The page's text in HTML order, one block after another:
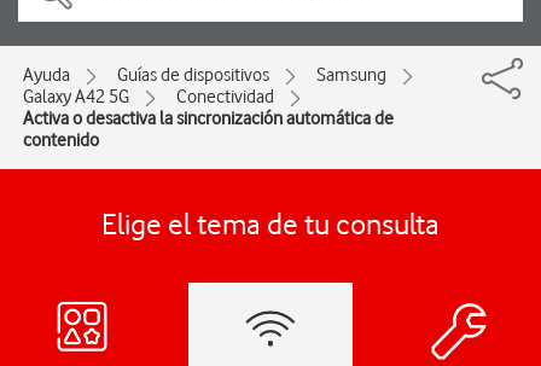
Ayuda Guías de dispositivos
Samsung
Galaxy A42 5G
Conectividad
Activa o desactiva la sincronización automática de
contenido
Elige el tema de tu consulta